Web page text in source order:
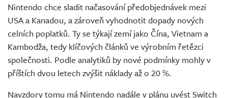
Nintendo chce sladit načasování předobjednávek mezi
USA a Kanadou, a zároveň vyhodnotit dopady nových
celních poplatků. Ty se týkají zemí jako Čína, Vietnam a
Kambodža, tedy klíčových článků ve výrobním řetězci
společnosti. Podle analytiků by nové podmínky mohly v
příštích dvou letech zvýšit náklady až o 20 %.
Navzdory tomu má Nintendo nadále v plánu uvést Switch